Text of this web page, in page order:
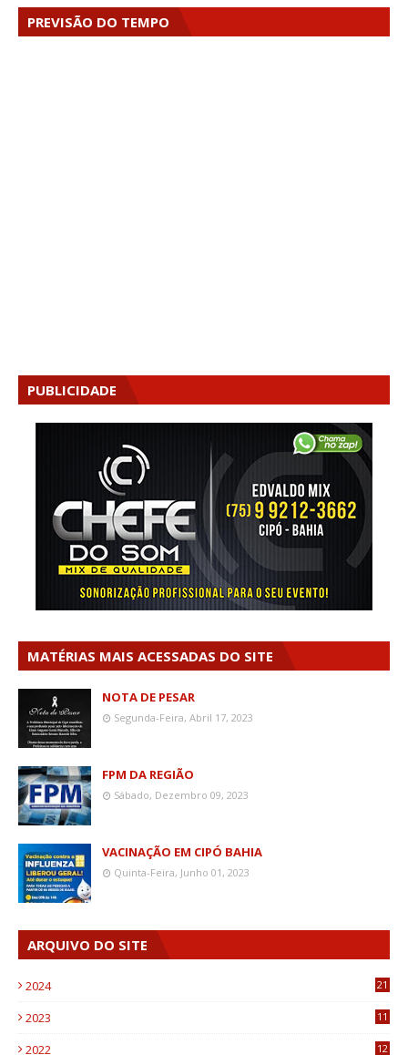
PREVISÃO DO TEMPO
PUBLICIDADE
MATÉRIAS MAIS ACESSADAS DO SITE
NOTA DE PESAR
Segunda-Feira, Abril 17, 2023
FPM DA REGIÃO
Sábado, Dezembro 09, 2023
VACINAÇÃO EM CIPÓ BAHIA
Quinta-Feira, Junho 01, 2023
ARQUIVO DO SITE
2024 21
2023
11
2022 12